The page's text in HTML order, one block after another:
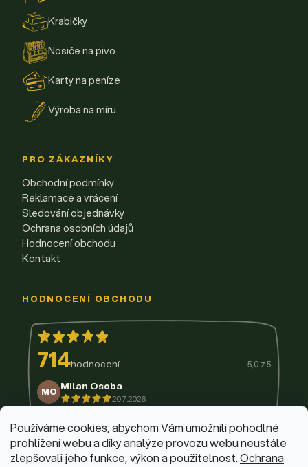
Používáme cookies, abychom Vám umožnili pohodlné
prohlížení webu a díky analýze provozu webu neustále
zlepšovali jeho funkce, výkon a použitelnost.Ochrana
Krabičky
Nosiče na pivo
Karty na peníze
Výroba na míru
PRO ZÁKAZNÍKY
Obchodní podmínky
Reklamace a vrácení
Sledování objednávky
Ochrana osobních údajů
Hodnocení obchodu
Kontakt
HODNOCENÍ OBCHODU
714hodnocení 5,0 z 5
MO Milan Osoba
20.7.2026
14.7.2026
11.7.2026
9.7.2026
3.7.2026
29.6.2026